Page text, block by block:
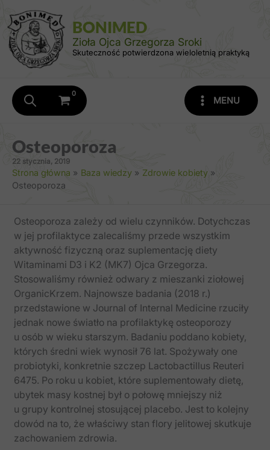
do
treści
BONIMED
Zioła Ojca Grzegorza Sroki
Skuteczność potwierdzona wieloletnią praktyką
MENU
Osteoporoza
22 stycznia, 2019
Strona główna Baza wiedzy
Zdrowie kobiety
Osteoporoza
Osteoporoza zależy od wielu czynników. Dotychczas
w jej profilaktyce zalecaliśmy przede wszystkim
aktywność fizyczną oraz suplementację diety
Witaminami D3 i K2 (MK7) Ojca Grzegorza.
Stosowaliśmy również odwary z mieszanki ziołowej
OrganicKrzem. Najnowsze badania (2018 r.)
przedstawione w Journal of Internal Medicine rzuciły
jednak nowe światło na profilaktykę osteoporozy
u osób w wieku starszym. Badaniu poddano kobiety,
których średni wiek wynosił 76 lat. Spożywały one
probiotyki, konkretnie szczep Lactobactillus Reuteri
6475. Po roku u kobiet, które suplementowały dietę,
ubytek masy kostnej był o połowę mniejszy niż
u grupy kontrolnej stosującej placebo. Jest to kolejny
dowód na to, że właściwy stan flory jelitowej skutkuje
zachowaniem zdrowia.